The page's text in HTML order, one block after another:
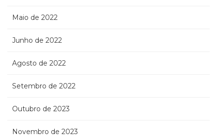
Maio de 2022
Junho de 2022
Agosto de 2022
Setembro de 2022
Outubro de 2023
Novembro de 2023